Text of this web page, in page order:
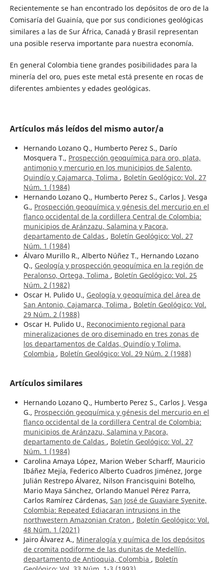
Recientemente se han encontrado los depósitos de oro de la
Comisaría del Guainía, que por sus condiciones geológicas
similares a las de Sur África, Canadá y Brasil representan
una posible reserva importante para nuestra economía.
En general Colombia tiene grandes posibilidades para la
minería del oro, pues este metal está presente en rocas de
diferentes ambientes y edades geológicas.
Artículos más leídos del mismo autor/a
Hernando Lozano Q., Humberto Perez S., Darío
Mosquera T., Prospección geoquímica para oro, plata,
antimonio y mercurio en los municipios de Salento,
Quindío y Cajamarca, Tolima , Boletín Geológico: Vol. 27
Núm. 1 (1984)
Hernando Lozano Q., Humberto Perez S., Carlos J. Vesga
G., Prospección geoquímica y génesis del mercurio en el
flanco occidental de la cordillera Central de Colombia:
municipios de Aránzazu, Salamina y Pacora,
departamento de Caldas , Boletín Geológico: Vol. 27
Núm. 1 (1984)
Álvaro Murillo R., Alberto Núñez T., Hernando Lozano
Q., Geología y prospección geoquímica en la región de
Peralonso, Ortega, Tolima , Boletín Geológico: Vol. 25
Núm. 2 (1982)
Oscar H. Pulido U., Geología y geoquímica del área de
San Antonio, Cajamarca, Tolima , Boletín Geológico: Vol.
29 Núm. 2 (1988)
Oscar H. Pulido U., Reconocimiento regional para
mineralizaciones de oro diseminado en tres zonas de
los departamentos de Caldas, Quindío y Tolima,
Colombia , Boletín Geológico: Vol. 29 Núm. 2 (1988)
Artículos similares
Hernando Lozano Q., Humberto Perez S., Carlos J. Vesga
G., Prospección geoquímica y génesis del mercurio en el
flanco occidental de la cordillera Central de Colombia:
municipios de Aránzazu, Salamina y Pacora,
departamento de Caldas , Boletín Geológico: Vol. 27
Núm. 1 (1984)
Carolina Amaya López, Marion Weber Scharff, Mauricio
Ibáñez Mejía, Federico Alberto Cuadros Jiménez, Jorge
Julián Restrepo Álvarez, Nilson Francisquini Botelho,
Mario Maya Sánchez, Orlando Manuel Pérez Parra,
Carlos Ramírez Cárdenas, San José de Guaviare Syenite,
Colombia: Repeated Ediacaran intrusions in the
northwestern Amazonian Craton , Boletín Geológico: Vol.
48 Núm. 1 (2021)
Jairo Álvarez A., Mineralogía y química de los depósitos
de cromita podiforme de las dunitas de Medellín,
departamento de Antioquia, Colombia , Boletín